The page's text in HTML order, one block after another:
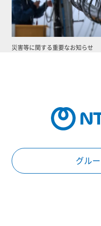
災害等に関する重要なお知らせ
グル